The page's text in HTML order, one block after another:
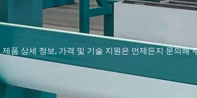
품 상세 정보, 가격 및 기술 지원은 언제든지 문의해